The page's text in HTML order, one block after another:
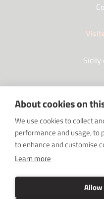
About cookies on
We use cookies to collect
performance and usage, to
to enhance and customise
Learn more
Allow
Sicily
SRC sostiene